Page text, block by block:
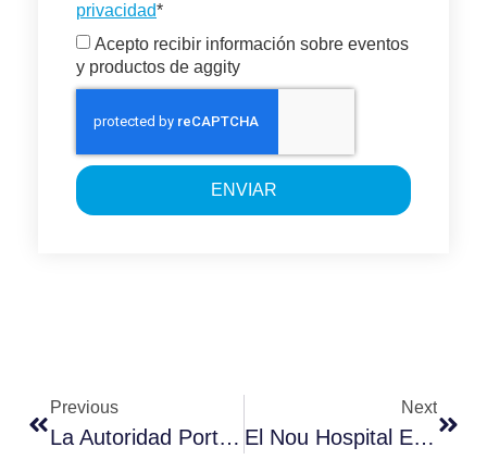
privacidad*
Acepto recibir información sobre eventos
y productos de aggity
ENVIAR
Previous
La Autoridad Portuaria De Tarragona Será El Primer Puerto Del Estado En Poner En Marcha GTT
Next
El Nou Hospital Evangèlic Optimiza Su Gestión Y Aumenta Su Calidad De Servicio Mediante La Tecnología De Aggity